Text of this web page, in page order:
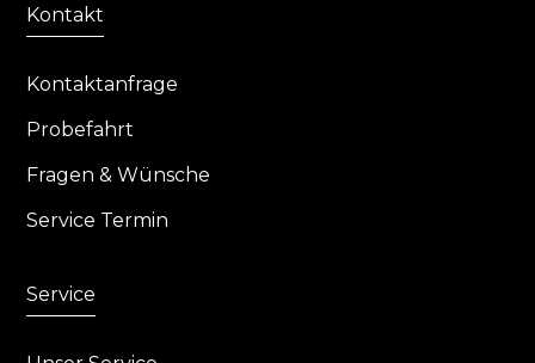
Kontakt
Kontaktanfrage
Probefahrt
Fragen & Wünsche
Service Termin
Service